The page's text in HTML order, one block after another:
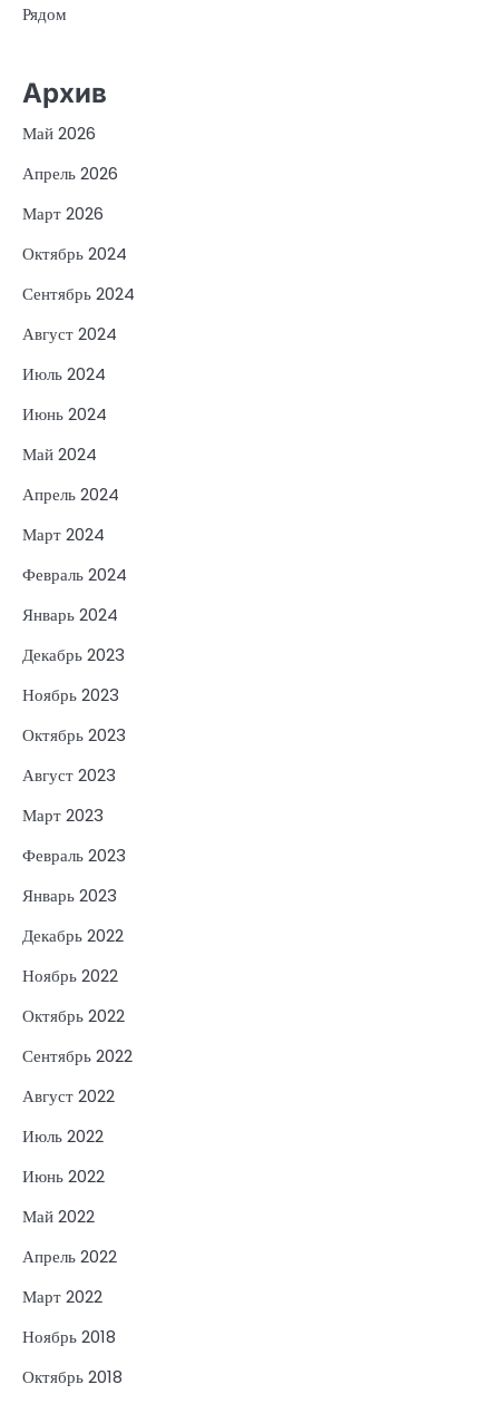
Рядом
Архив
Май 2026
Апрель 2026
Март 2026
Октябрь 2024
Сентябрь 2024
Август 2024
Июль 2024
Июнь 2024
Май 2024
Апрель 2024
Март 2024
Февраль 2024
Январь 2024
Декабрь 2023
Ноябрь 2023
Октябрь 2023
Август 2023
Март 2023
Февраль 2023
Январь 2023
Декабрь 2022
Ноябрь 2022
Октябрь 2022
Сентябрь 2022
Август 2022
Июль 2022
Июнь 2022
Май 2022
Апрель 2022
Март 2022
Ноябрь 2018
Октябрь 2018